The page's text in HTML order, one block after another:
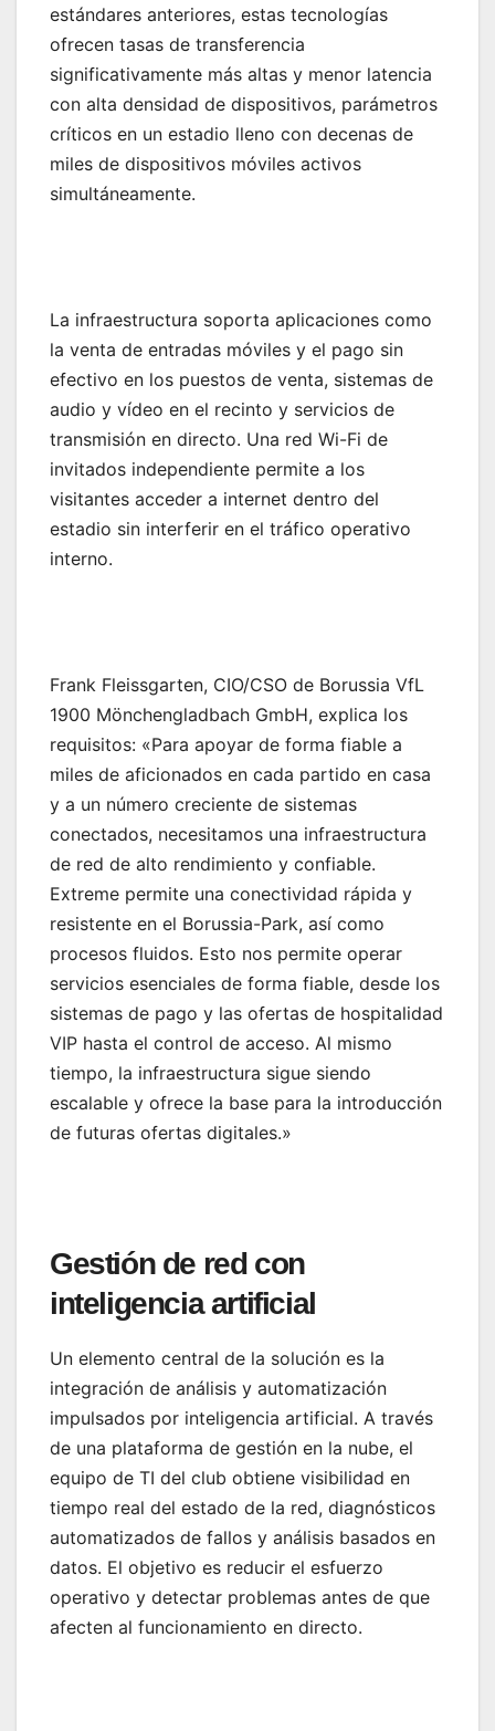
estándares anteriores, estas tecnologías
ofrecen tasas de transferencia
significativamente más altas y menor latencia
con alta densidad de dispositivos, parámetros
críticos en un estadio lleno con decenas de
miles de dispositivos móviles activos
simultáneamente.
La infraestructura soporta aplicaciones como
la venta de entradas móviles y el pago sin
efectivo en los puestos de venta, sistemas de
audio y vídeo en el recinto y servicios de
transmisión en directo. Una red Wi-Fi de
invitados independiente permite a los
visitantes acceder a internet dentro del
estadio sin interferir en el tráfico operativo
interno.
Frank Fleissgarten, CIO/CSO de Borussia VfL
1900 Mönchengladbach GmbH, explica los
requisitos: «Para apoyar de forma fiable a
miles de aficionados en cada partido en casa
y a un número creciente de sistemas
conectados, necesitamos una infraestructura
de red de alto rendimiento y confiable.
Extreme permite una conectividad rápida y
resistente en el Borussia-Park, así como
procesos fluidos. Esto nos permite operar
servicios esenciales de forma fiable, desde los
sistemas de pago y las ofertas de hospitalidad
VIP hasta el control de acceso. Al mismo
tiempo, la infraestructura sigue siendo
escalable y ofrece la base para la introducción
de futuras ofertas digitales.»
Gestión de red con
inteligencia artificial
Un elemento central de la solución es la
integración de análisis y automatización
impulsados por inteligencia artificial. A través
de una plataforma de gestión en la nube, el
equipo de TI del club obtiene visibilidad en
tiempo real del estado de la red, diagnósticos
automatizados de fallos y análisis basados en
datos. El objetivo es reducir el esfuerzo
operativo y detectar problemas antes de que
afecten al funcionamiento en directo.